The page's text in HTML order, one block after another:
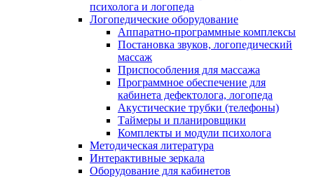
психолога и логопеда
Логопедические оборудование
Аппаратно-программные комплексы
Постановка звуков, логопедический
массаж
Приспособления для массажа
Программное обеспечение для
кабинета дефектолога, логопеда
Акустические трубки (телефоны)
Таймеры и планировщики
Комплекты и модули психолога
Методическая литература
Интерактивные зеркала
Оборудование для кабинетов